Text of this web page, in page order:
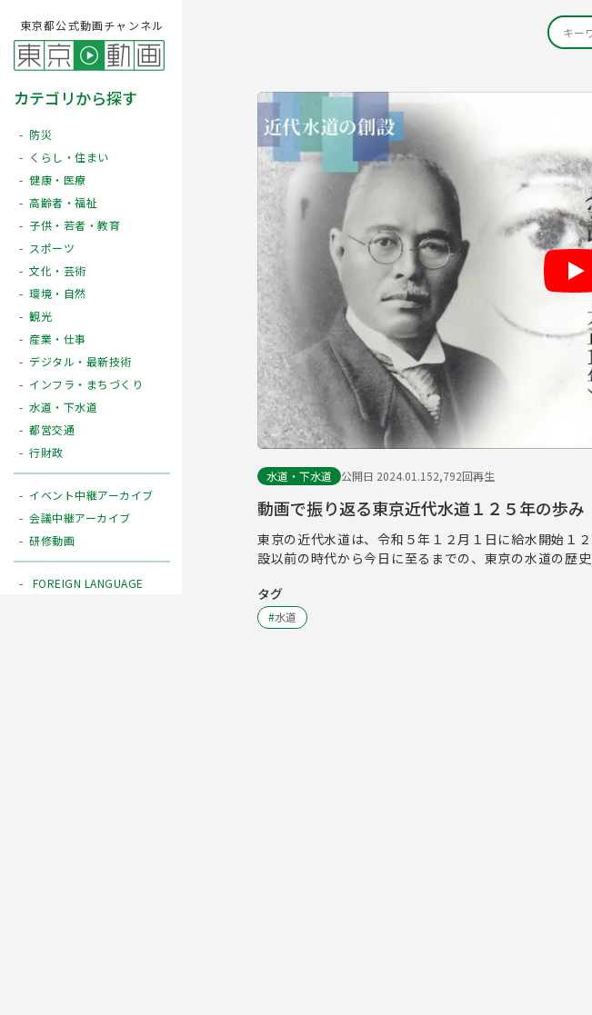
東京都公式動画チャンネル
カテゴリから探す
防災
くらし・住まい
健康・医療
高齢者・福祉
子供・若者・教育
スポーツ
文化・芸術
環境・自然
観光
産業・仕事
デジタル・最新技術
インフラ・まちづくり
水道・下水道
都営交通
行財政
イベント中継アーカイブ
会議中継アーカイブ
研修動画
FOREIGN LANGUAGE
Play
水道・下水道 公開日 2024.01.152,792回再生
動画で振り返る東京近代水道１２５年の歩み
東京の近代水道は、令和５年１２月１日に給水開始１
設以前の時代から今日に至るまでの、東京の水道の歴
タグ
#水道